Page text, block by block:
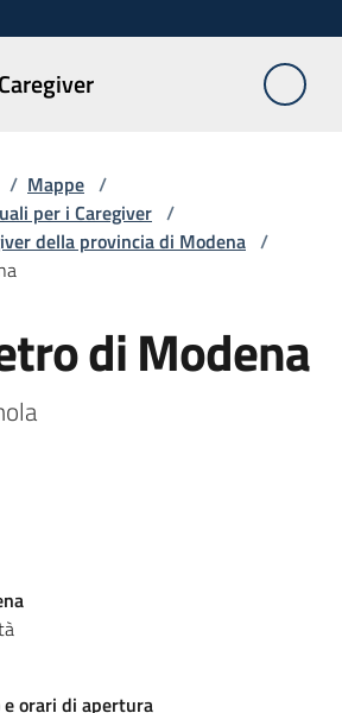
Caregiver
/ Mappe /
per i Caregiver /
della provincia di Modena /
di Modena
orari di apertura